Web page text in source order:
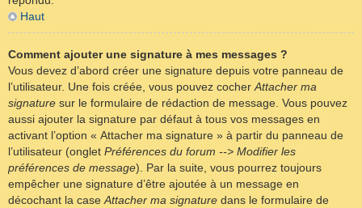
Haut
Comment ajouter une signature à mes messages ?
Vous devez d’abord créer une signature depuis votre panneau de
l’utilisateur. Une fois créée, vous pouvez cocher Attacher ma
signature sur le formulaire de rédaction de message. Vous pouvez
aussi ajouter la signature par défaut à tous vos messages en
activant l’option « Attacher ma signature » à partir du panneau de
l’utilisateur (onglet Préférences du forum --> Modifier les
préférences de message). Par la suite, vous pourrez toujours
empêcher une signature d’être ajoutée à un message en
décochant la case Attacher ma signature dans le formulaire de